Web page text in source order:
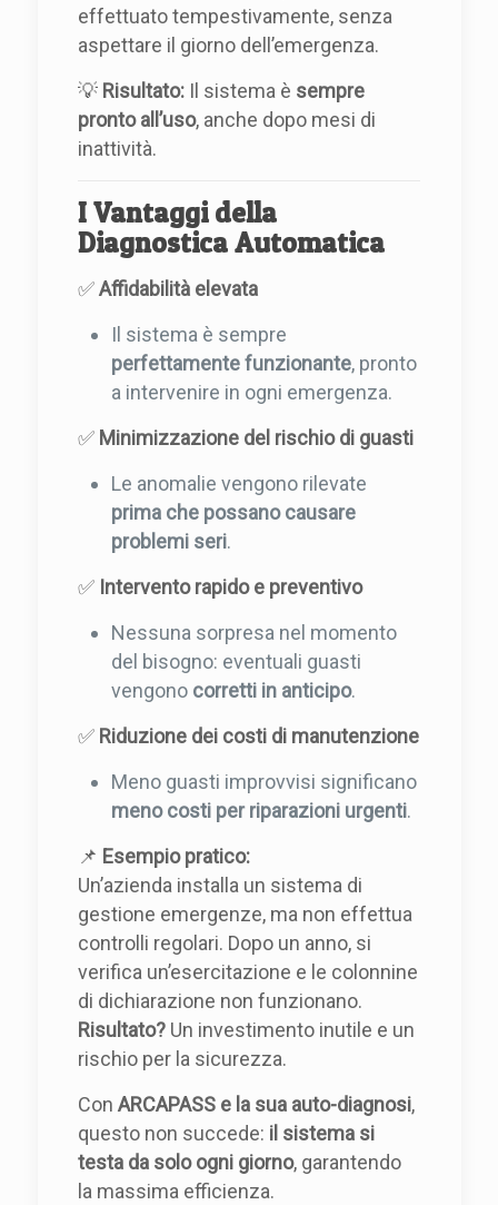
effettuato tempestivamente, senza
aspettare il giorno dell’emergenza.
💡 Risultato: Il sistema è sempre
pronto all’uso, anche dopo mesi di
inattività.
I Vantaggi della
Diagnostica Automatica
✅Affidabilità elevata
Il sistema è sempre
perfettamente funzionante, pronto
a intervenire in ogni emergenza.
✅ Minimizzazione del rischio di guasti
Le anomalie vengono rilevate
prima che possano causare
problemi seri.
✅ Intervento rapido e preventivo
Nessuna sorpresa nel momento
del bisogno: eventuali guasti
vengono corretti in anticipo.
✅ Riduzione dei costi di manutenzione
Meno guasti improvvisi significano
meno costi per riparazioni urgenti.
📌 Esempio pratico:
Un’azienda installa un sistema di
gestione emergenze, ma non effettua
controlli regolari. Dopo un anno, si
verifica un’esercitazione e le colonnine
di dichiarazione non funzionano.
Risultato? Un investimento inutile e un
rischio per la sicurezza.
ConARCAPASS e la sua auto-diagnosi,
questo non succede: il sistema si
testa da solo ogni giorno, garantendo
la massima efficienza.